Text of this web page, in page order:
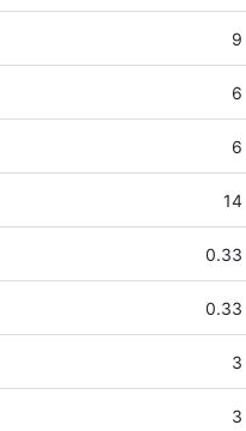
9
6
6
14
0.33
0.33
3
3